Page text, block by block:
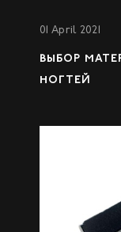
01 April 2021
ВЫБОР
НОГТЕЙ
СЕКРЕТЫ